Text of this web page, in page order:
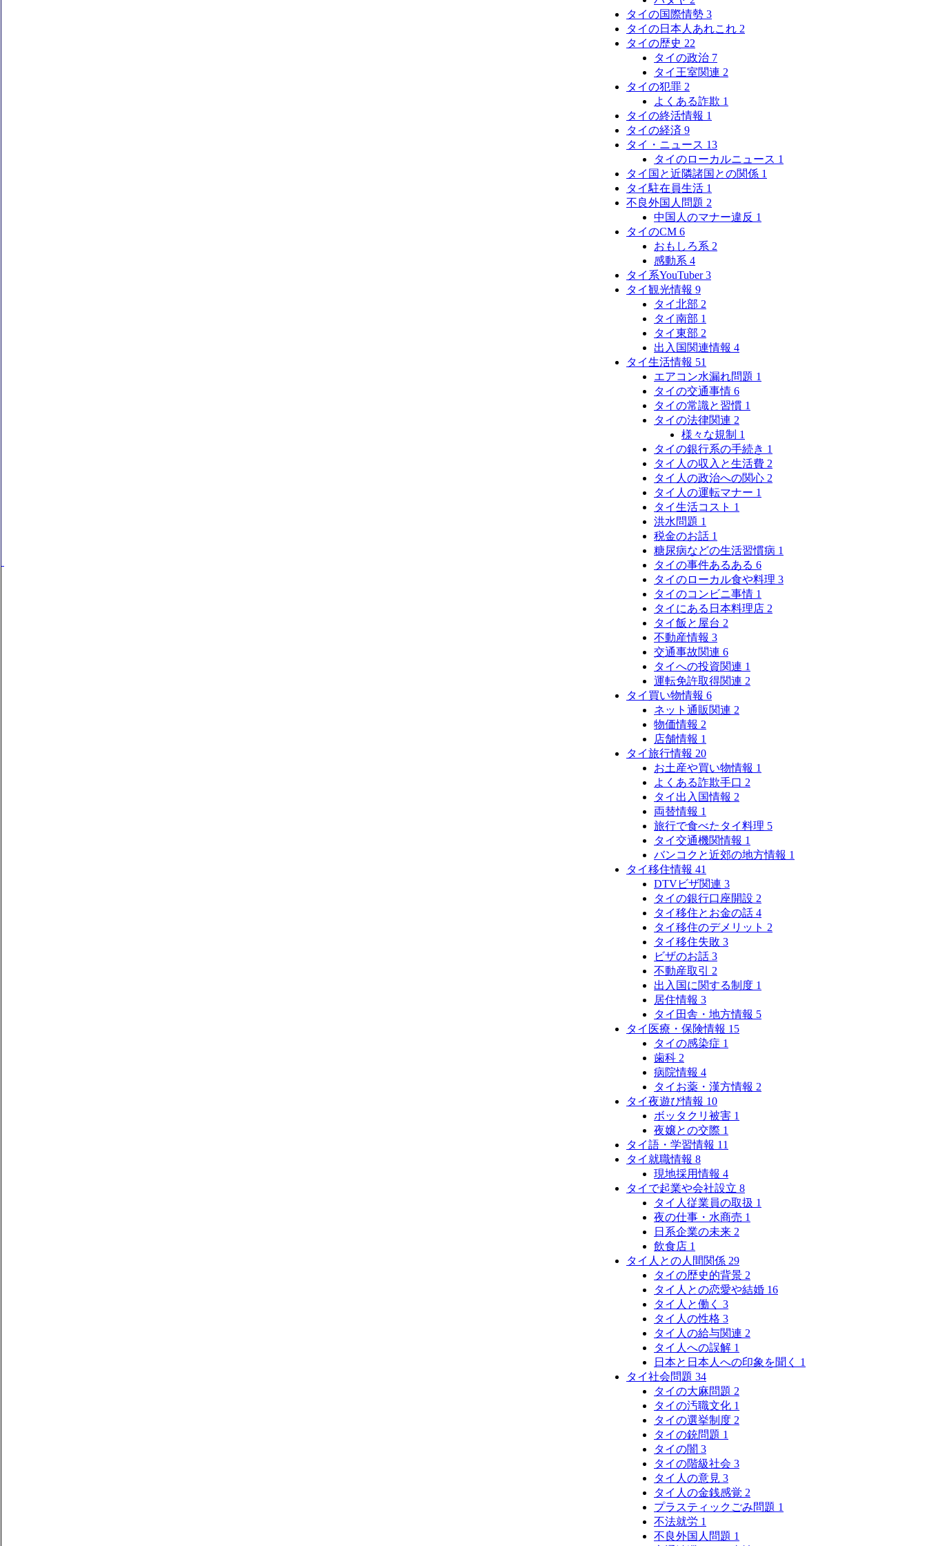
タイの国際情勢 3
タイの日本人あれこれ 2
タイの歴史 22
タイの政治 7
タイ王室関連 2
タイの犯罪 2
よくある詐欺 1
タイの終活情報 1
タイの経済 9
タイ・ニュース 13
タイのローカルニュース 1
タイ国と近隣諸国との関係 1
タイ駐在員生活 1
不良外国人問題 2
中国人のマナー違反 1
タイのCM 6
おもしろ系 2
感動系 4
タイ系YouTuber3
タイ観光情報 9
タイ北部 2
タイ南部 1
タイ東部 2
出入国関連情報 4
タイ生活情報 51
エアコン水漏れ問題 1
タイの交通事情 6
タイの常識と習慣 1
タイの法律関連 2
様々な規制 1
タイの銀行系の手続き 1
タイ人の収入と生活費 2
タイ人の政治への関心 2
タイ人の運転マナー 1
タイ生活コスト 1
洪水問題 1
税金のお話 1
糖尿病などの生活習慣病 1
タイの事件あるある 6
タイのローカル食や料理 3
タイのコンビニ事情 1
タイにある日本料理店 2
タイ飯と屋台 2
不動産情報 3
交通事故関連 6
タイへの投資関連 1
運転免許取得関連 2
タイ買い物情報 6
ネット通販関連 2
物価情報 2
店舗情報 1
タイ旅行情報 20
お土産や買い物情報 1
よくある詐欺手口 2
タイ出入国情報 2
両替情報 1
旅行で食べたタイ料理 5
タイ交通機関情報 1
バンコクと近郊の地方情報 1
タイ移住情報 41
DTVビザ関連 3
タイの銀行口座開設 2
タイ移住とお金の話 4
タイ移住のデメリット 2
タイ移住失敗 3
ビザのお話 3
不動産取引 2
出入国に関する制度 1
居住情報 3
タイ田舎・地方情報 5
タイ医療・保険情報 15
タイの感染症 1
歯科 2
病院情報 4
タイお薬・漢方情報 2
タイ夜遊び情報 10
ボッタクリ被害 1
夜嬢との交際 1
タイ語・学習情報 11
タイ就職情報 8
現地採用情報 4
タイで起業や会社設立 8
タイ人従業員の取扱 1
夜の仕事・水商売 1
日系企業の未来 2
飲食店 1
タイ人との人間関係 29
タイの歴史的背景 2
タイ人との恋愛や結婚 16
タイ人と働く 3
タイ人の性格 3
タイ人の給与関連 2
タイ人への誤解 1
日本と日本人への印象を聞く 1
タイ社会問題 34
タイの大麻問題 2
タイの汚職文化 1
タイの選挙制度 2
タイの銃問題 1
タイの闇 3
タイの階級社会 3
タイ人の意見 3
タイ人の金銭感覚 2
プラスティックごみ問題 1
不法就労 1
不良外国人問題 1